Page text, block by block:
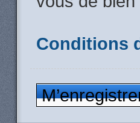
Conditions